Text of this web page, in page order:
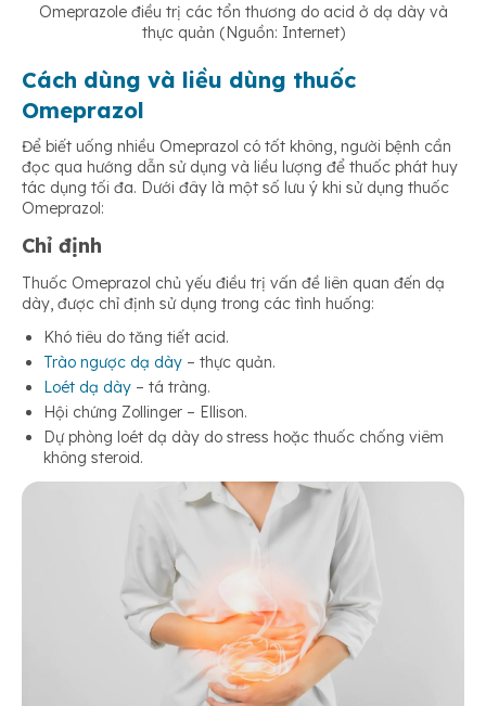
Omeprazole điều trị các tổn thương do acid ở dạ dày và
thực quản (Nguồn: Internet)
Cách dùng và liều dùng thuốc
Omeprazol
Để biết uống nhiều Omeprazol có tốt không, người bệnh cần
đọc qua hướng dẫn sử dụng và liều lượng để thuốc phát huy
tác dụng tối đa. Dưới đây là một số lưu ý khi sử dụng thuốc
Omeprazol:
Chỉ định
Thuốc Omeprazol chủ yếu điều trị vấn đề liên quan đến dạ
dày, được chỉ định sử dụng trong các tình huống:
Khó tiêu do tăng tiết acid.
Trào ngược dạ dày – thực quản.
Loét dạ dày – tá tràng.
Hội chứng Zollinger – Ellison.
Dự phòng loét dạ dày do stress hoặc thuốc chống viêm
không steroid.